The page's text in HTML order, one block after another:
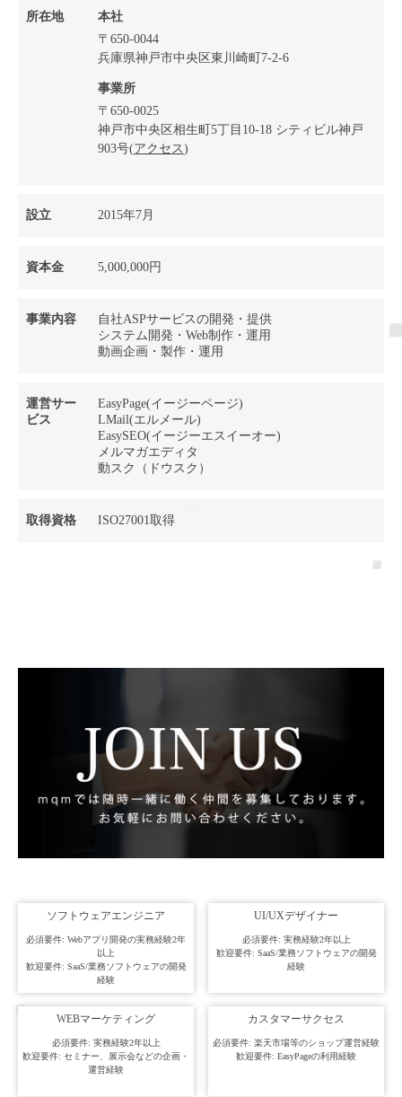
所在地
本社
〒650-0044
兵庫県神戸市中央区東川崎町7-2-6
事業所
〒650-0025
神戸市中央区相生町5丁目10-18 シティビル神戸
903号(アクセス)
設立 2015年7月
資本金 5,000,000円
事業内容
自社ASPサービスの開発・提供
システム開発・Web制作・運用
動画企画・製作・運用
運営サー
ビス
EasyPage(イージーページ)
LMail(エルメール)
EasySEO(イージーエスイーオー)
メルマガエディタ
動スク（ドウスク）
取得資格 ISO27001取得
ソフトウェアエンジニア
必須要件: Webアプリ開発の実務経験2年
以上
歓迎要件: SaaS/業務ソフトウェアの開発
経験
UI/UXデザイナー
必須要件: 実務経験2年以上
歓迎要件: SaaS/業務ソフトウェアの開発
経験
WEBマーケティング
必須要件: 実務経験2年以上
歓迎要件: セミナー、展示会などの企画・
運営経験
カスタマーサクセス
必須要件: 楽天市場等のショップ運営経験
歓迎要件: EasyPageの利用経験